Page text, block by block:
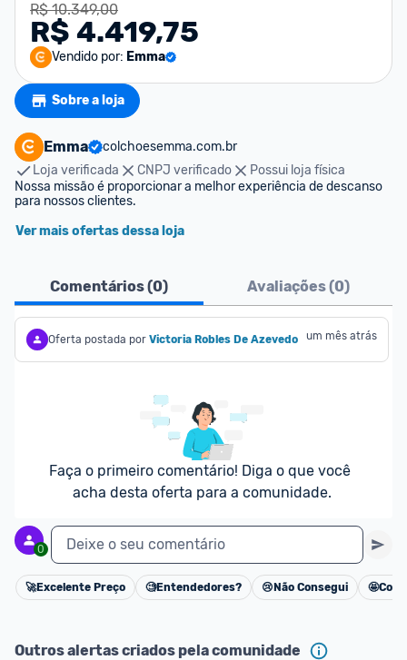
R$ 10.349,00
R$ 4.419,75
Vendido por: Emma
Sobre a loja
Emma
colchoesemma.com.br
Loja verificada
CNPJ verificado
Possui loja física
Nossa missão é proporcionar a melhor experiência de descanso
Ver mais ofertas dessa loja
Comentários (0) Avaliações (0)
Oferta postada por Victoria Robles De Azevedo um mês atrás
Faça o primeiro comentário! Diga o que você
acha desta oferta para a comunidade.
0 Deixe o seu comentário
Cancelar
🚀Excelente Preço 🧐Entendedores? 😢 Não Consegui 🤩
Outros alertas criados pela comunidade